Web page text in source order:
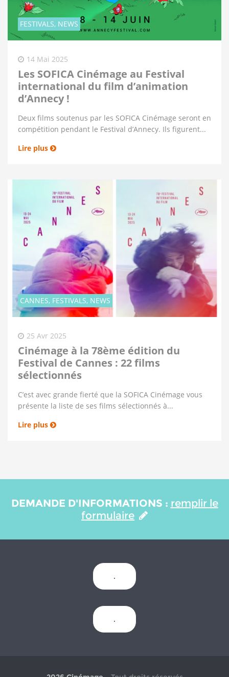
FESTIVALS, NEWS
14 Mai 2025
Les SOFICA Cinémage au Festival
international du film d’animation
d’Annecy !
Deux films soutenus par les SOFICA Cinémage seront en
compétition pendant le Festival d’Annecy. Ils figurent...
Lire plus
CANNES, FESTIVALS, NEWS
25 Avr 2025
Cinémage à la 78ème édition du
Festival de Cannes : 22 films
sélectionnés
C’est avec grande fierté que la SOFICA Cinémage vous
présente la liste de ses films sélectionnés à...
Lire plus
DEMANDE D'INFORMATIONS : remplir le
formulaire
.
.